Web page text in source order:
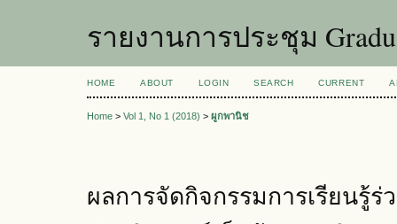
รายงานการประชุม
HOME ABOUT LOGIN SEARCH CURRENT
Home > Vol 1, No 1 (2018) > ผูกพานิช
ผลการจัดกิจกรรมการเรียนรู้